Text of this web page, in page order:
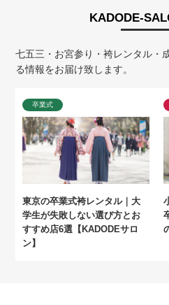
KADODE-
七五三・お宮参り・袴レンタル・
る情報をお届け致します。
卒業式
東京の卒業式袴レンタル｜大
学生が失敗しない選び方とお
すすめ店6選【KADODEサロ
ン】